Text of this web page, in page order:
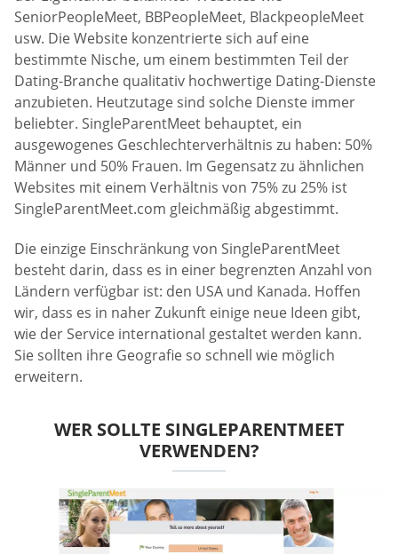
SeniorPeopleMeet, BBPeopleMeet, BlackpeopleMeet
usw. Die Website konzentrierte sich auf eine
bestimmte Nische, um einem bestimmten Teil der
Dating-Branche qualitativ hochwertige Dating-Dienste
anzubieten. Heutzutage sind solche Dienste immer
beliebter. SingleParentMeet behauptet, ein
ausgewogenes Geschlechterverhältnis zu haben: 50%
Männer und 50% Frauen. Im Gegensatz zu ähnlichen
Websites mit einem Verhältnis von 75% zu 25% ist
SingleParentMeet.com gleichmäßig abgestimmt.
Die einzige Einschränkung von SingleParentMeet
besteht darin, dass es in einer begrenzten Anzahl von
Ländern verfügbar ist: den USA und Kanada. Hoffen
wir, dass es in naher Zukunft einige neue Ideen gibt,
wie der Service international gestaltet werden kann.
Sie sollten ihre Geografie so schnell wie möglich
erweitern.
WER SOLLTE SINGLEPARENTMEET
VERWENDEN?